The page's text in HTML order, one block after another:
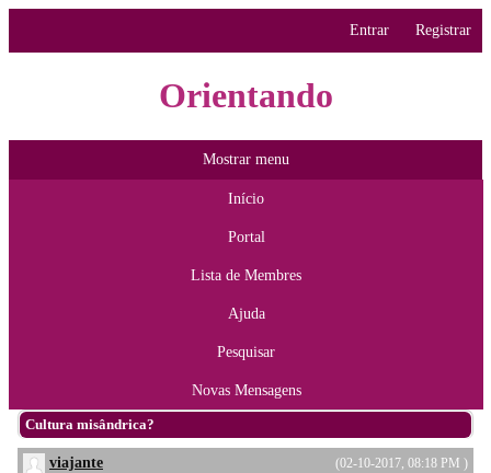
Entrar Registrar
Orientando
Mostrar menu
Início
Portal
Lista de Membres
Ajuda
Pesquisar
Novas Mensagens
Cultura misândrica?
(02-10-2017, 08:18 PM )
viajante